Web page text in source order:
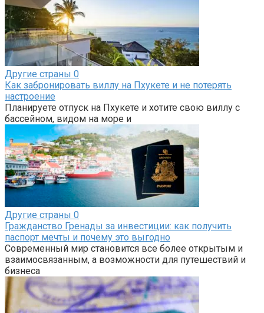
Другие страны 0
Как забронировать виллу на Пхукете и не потерять
настроение
Планируете отпуск на Пхукете и хотите свою виллу с
бассейном, видом на море и
Другие страны 0
Гражданство Гренады за инвестиции: как получить
паспорт мечты и почему это выгодно
Современный мир становится все более открытым и
взаимосвязанным, а возможности для путешествий и
бизнеса